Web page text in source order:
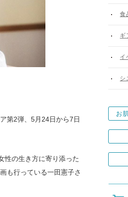
第2弾、5月24日から7日
性の生き方に寄り添った
も行っている一田憲子さ
食
ギ
イ
シ
お